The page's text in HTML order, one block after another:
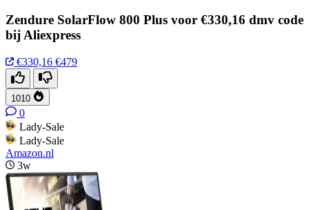
Zendure SolarFlow 800 Plus voor €330,16 dmv code
bij Aliexpress
€330,16 €479
1010
0
Lady-Sale
Lady-Sale
Amazon.nl
3w